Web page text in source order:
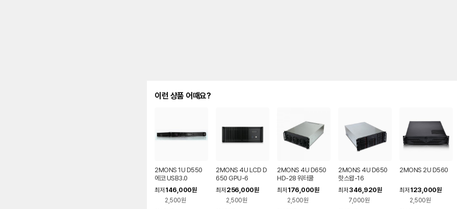
이런 상품 어때요?
2MONS 1U D550
에코 USB3.0
최저 146,000원
2,500원
2MONS 4U LCD D
650 GPU-6
최저 256,000원
2,500원
2MONS 4U D650
HD-28 워터쿨
최저 176,000원
2,500원
2MONS 4U D650
핫스왑-16
최저 346,920원
7,000원
2MONS 2U D560
최저 123,000원
2,500원